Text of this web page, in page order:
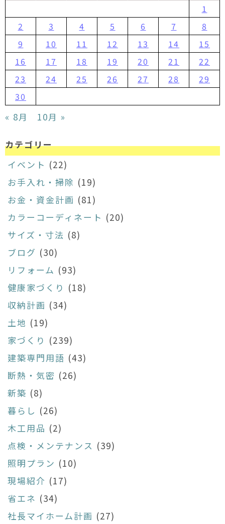
1
2
3 4 5 6 7
8
9
10 11 12 13 14
15
16
17 18 19 20 21
22
23
24 25 26 27 28
29
30
« 8月 10月 »
カテゴリー
イベント (22)
お手入れ・掃除 (19)
お金・資金計画 (81)
カラーコーディネート (20)
サイズ・寸法 (8)
ブログ (30)
リフォーム (93)
健康家づくり (18)
収納計画 (34)
土地 (19)
家づくり (239)
建築専門用語 (43)
断熱・気密 (26)
新築 (8)
暮らし (26)
木工用品 (2)
点検・メンテナンス (39)
照明プラン (10)
現場紹介 (17)
省エネ (34)
社長マイホーム計画 (27)